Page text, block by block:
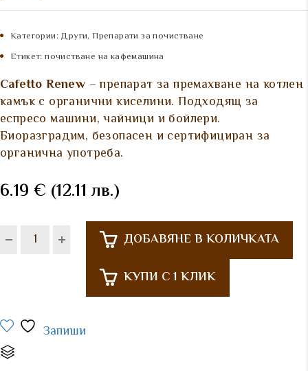
Категории: Други, Препарати за почистване
Етикет:почистване на кафемашина
Cafetto Renew – препарат за премахване на котлен
камък с органични киселини. Подходящ за
еспресо машини, чайници и бойлери.
Биоразградим, безопасен и сертифициран за
органична употреба.
6.19 € (12.11 лв.)
ДОБАВЯНЕ В КОЛИЧКАТА
КУПИ С 1 КЛИК
Запиши